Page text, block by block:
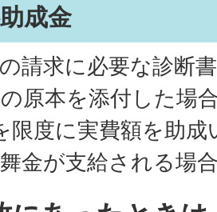
成金
請求に必要な診断
原本を添付した場
限度に実費額を助
金が支給される場